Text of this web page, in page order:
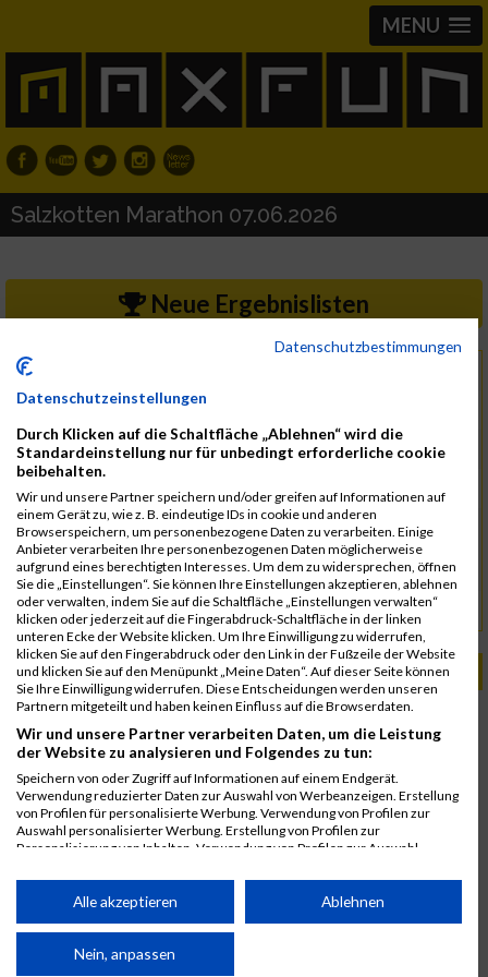
MENU
Salzkotten Marathon 07.06.2026
Neue Ergebnislisten
33154 Salzkotten
Land Deutschland
Marathon, Lauf
Kontakt
Verein zur Förderung des Sports in der Stadt
Salzkotten e.V.
anmeldung@salzkotten-marathon.de
URL salzkotten-marathon.de
PASSENDE VERANSTALTUNGEN
1. Juni 2025
Klingental Salzkotten Marathon
Klingental Salzkotten Marathon
4. Juni 2023
Klingental Salzkotten Marathon
Datenschutzbestimmungen
Datenschutzeinstellungen
Durch Klicken auf die Schaltfläche „Ablehnen“ wird die
Standardeinstellung nur für unbedingt erforderliche cookie
beibehalten.
Wir und unsere Partner speichern und/oder greifen auf Informationen auf
einem Gerät zu, wie z. B. eindeutige IDs in cookie und anderen
Browserspeichern, um personenbezogene Daten zu verarbeiten. Einige
Anbieter verarbeiten Ihre personenbezogenen Daten möglicherweise
aufgrund eines berechtigten Interesses. Um dem zu widersprechen, öffnen
Sie die „Einstellungen“. Sie können Ihre Einstellungen akzeptieren, ablehnen
oder verwalten, indem Sie auf die Schaltfläche „Einstellungen verwalten“
klicken oder jederzeit auf die Fingerabdruck-Schaltfläche in der linken
unteren Ecke der Website klicken. Um Ihre Einwilligung zu widerrufen,
klicken Sie auf den Fingerabdruck oder den Link in der Fußzeile der Website
und klicken Sie auf den Menüpunkt „Meine Daten“. Auf dieser Seite können
Sie Ihre Einwilligung widerrufen. Diese Entscheidungen werden unseren
Partnern mitgeteilt und haben keinen Einfluss auf die Browserdaten.
Wir und unsere Partner verarbeiten Daten, um die Leistung
der Website zu analysieren und Folgendes zu tun:
Speichern von oder Zugriff auf Informationen auf einem Endgerät.
Verwendung reduzierter Daten zur Auswahl von Werbeanzeigen. Erstellung
von Profilen für personalisierte Werbung. Verwendung von Profilen zur
Auswahl personalisierter Werbung. Erstellung von Profilen zur
Personalisierung von Inhalten. Verwendung von Profilen zur Auswahl
Performance von Inhalten. Analyse von Zielgruppen durch Statistiken oder
Kombinationen von Daten aus verschiedenen Quellen. Entwicklung und
von Inhalten.
Daten können außerhalb der Europäischen Union weitergegeben und in die
Alle akzeptieren Ablehnen
Nein, anpassen